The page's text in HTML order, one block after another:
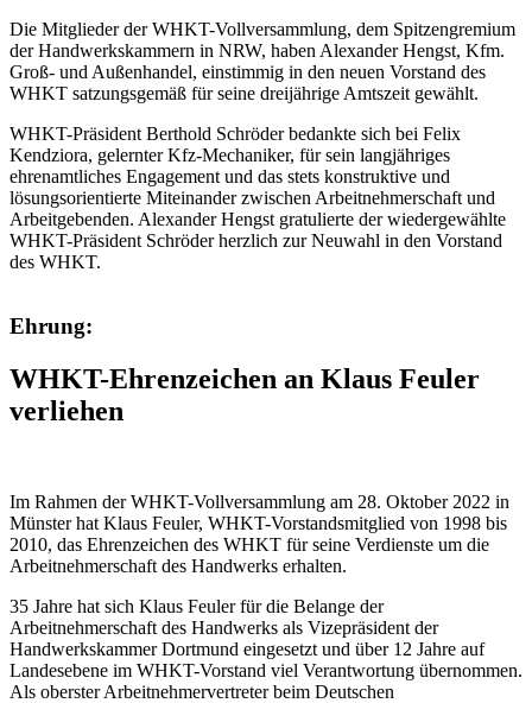
Die Mitglieder der WHKT-Vollversammlung, dem Spitzengremium
der Handwerkskammern in NRW, haben Alexander Hengst, Kfm.
Groß- und Außenhandel, einstimmig in den neuen Vorstand des
WHKT satzungsgemäß für seine dreijährige Amtszeit gewählt.
WHKT-Präsident Berthold Schröder bedankte sich bei Felix
Kendziora, gelernter Kfz-Mechaniker, für sein langjähriges
ehrenamtliches Engagement und das stets konstruktive und
lösungsorientierte Miteinander zwischen Arbeitnehmerschaft und
Arbeitgebenden. Alexander Hengst gratulierte der wiedergewählte
WHKT-Präsident Schröder herzlich zur Neuwahl in den Vorstand
des WHKT.
Ehrung:
WHKT-Ehrenzeichen an Klaus Feuler
verliehen
Im Rahmen der WHKT-Vollversammlung am 28. Oktober 2022 in
Münster hat Klaus Feuler, WHKT-Vorstandsmitglied von 1998 bis
2010, das Ehrenzeichen des WHKT für seine Verdienste um die
Arbeitnehmerschaft des Handwerks erhalten.
35 Jahre hat sich Klaus Feuler für die Belange der
Arbeitnehmerschaft des Handwerks als Vizepräsident der
Handwerkskammer Dortmund eingesetzt und über 12 Jahre auf
Landesebene im WHKT-Vorstand viel Verantwortung übernommen.
Als oberster Arbeitnehmervertreter beim Deutschen